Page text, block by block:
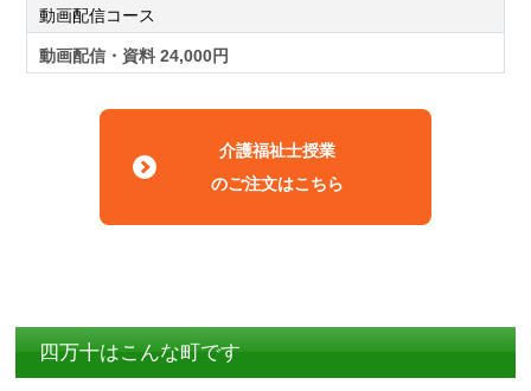
動画配信コース
動画配信・資料 24,000円
介護福祉士授業
のご注文はこちら
四万十はこんな町です